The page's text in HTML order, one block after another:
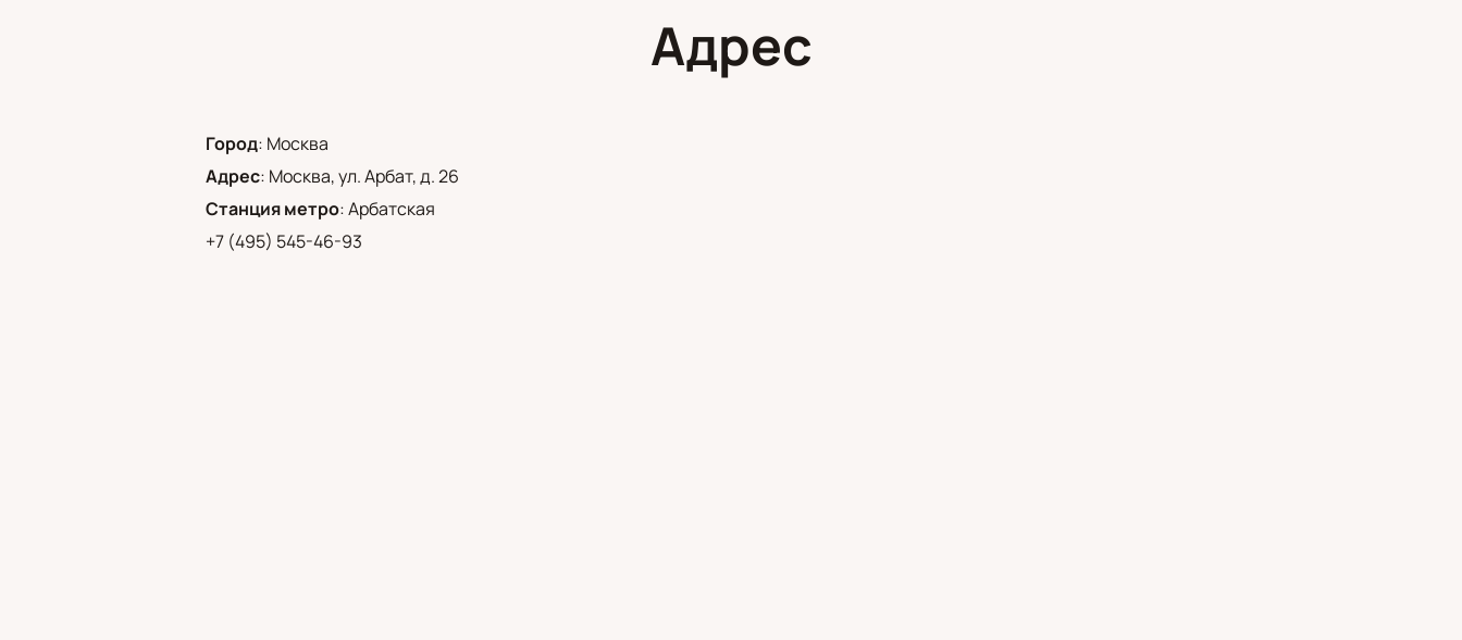
Адрес
Город: Москва
Адрес: Москва, ул. Арбат, д. 26
Станция метро:Арбатская
+7 (495) 545-46-93